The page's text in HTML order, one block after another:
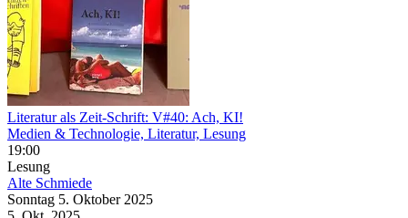
Literatur als Zeit-Schrift: V#40: Ach, KI!
Medien & Technologie, Literatur, Lesung
19:00
Lesung
Alte Schmiede
Sonntag 5. Oktober 2025